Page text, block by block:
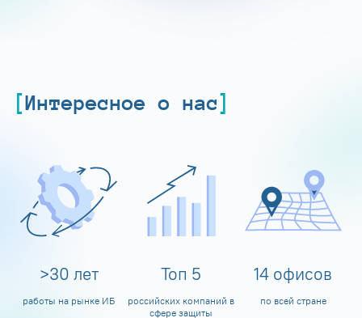
Интересное о нас
>30 лет
работы на рынке ИБ
Топ 5
российских компаний в
сфере защиты
14 офисов
по всей стране